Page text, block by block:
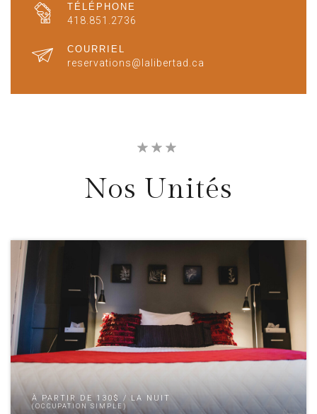
TÉLÉPHONE
418.851.2736
COURRIEL
reservations@lalibertad.ca
Nos Unités
À PARTIR DE 130$ / LA NUIT
(OCCUPATION SIMPLE)